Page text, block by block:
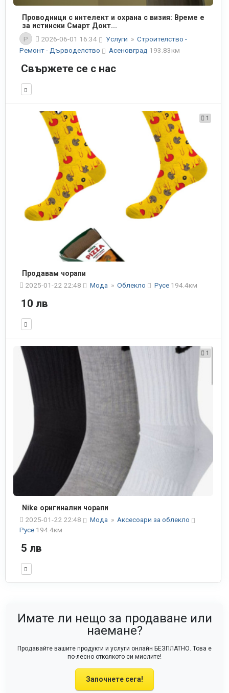
Проводници с интелект и охрана с визия: Време е
за истински Смарт Докт...
P
2026-06-01 16:34 Услуги » Строителство -
Ремонт - Дърводелство
Асеновград 193.83км
Свържете се с нас
1
Продавам чорапи
2025-01-22 22:48
Мода » Облекло Русе 194.4км
10 лв
1
Nike оригинални чорапи
2025-01-22 22:48
Мода » Аксесоари за облекло
Русе 194.4км
5 лв
Имате ли нещо за продаване или
наемане?
Продавайте вашите продукти и услуги онлайн БЕЗПЛАТНО. Това е
по-лесно отколкото си мислите!
Започнете сега!